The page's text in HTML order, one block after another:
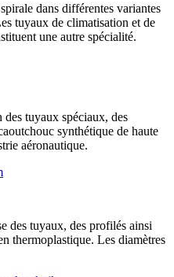
dans différentes variantes
tuyaux de climatisation et de
une autre spécialité.
tuyaux spéciaux, des
synthétique de haute
aéronautique.
des tuyaux, des profilés ainsi
thermoplastique. Les diamètres